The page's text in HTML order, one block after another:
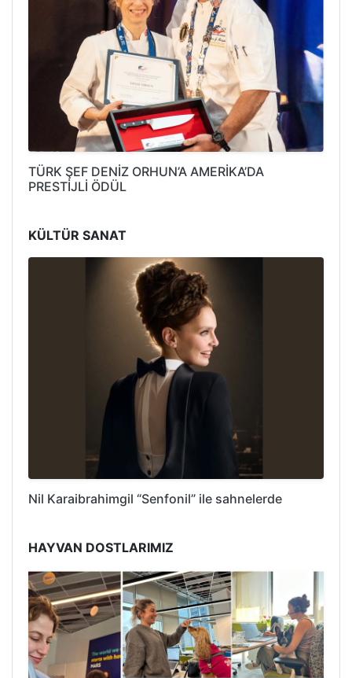
TÜRK ŞEF DENİZ ORHUN’A AMERİKA’DA
PRESTİJLİ ÖDÜL
KÜLTÜR SANAT
Nil Karaibrahimgil “Senfonil” ile sahnelerde
HAYVAN DOSTLARIMIZ